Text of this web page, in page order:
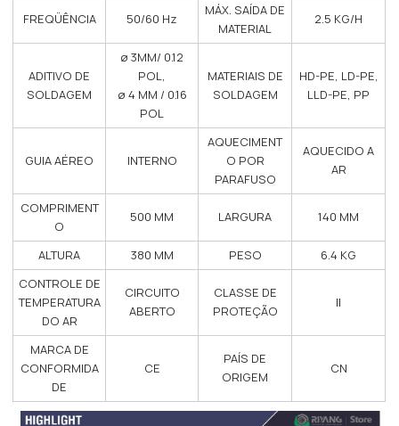
FREQÜÊNCIA 50/60 Hz
MÁX. SAÍDA DE
MATERIAL
2.5 KG/H
ADITIVO DE
SOLDAGEM
ø 3MM/ 0.12
POL,
ø 4 MM / 0.16
POL
MATERIAIS DE
SOLDAGEM
HD-PE, LD-PE,
LLD-PE, PP
GUIA AÉREO INTERNO
AQUECIMENT
O POR
PARAFUSO
AQUECIDO A
AR
COMPRIMENT
O
500 MM LARGURA 140 MM
ALTURA 380 MM PESO
6.4 KG
CONTROLE DE
TEMPERATURA
DO AR
CIRCUITO
ABERTO
CLASSE DE
PROTEÇÃO
II
MARCA DE
CONFORMIDA
DE
CE
PAÍS DE
ORIGEM
CN